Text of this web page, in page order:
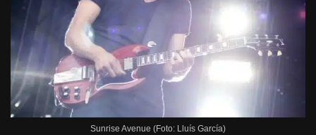
Sunrise Avenue (Foto: Lluís García)